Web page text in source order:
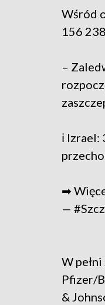
Wśród
156
–
ℹ
➡
—
W
Pfizer/
&